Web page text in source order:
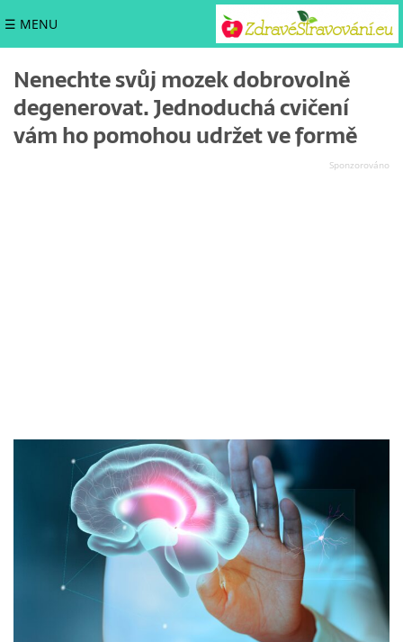
☰ MENU
Nenechte svůj mozek dobrovolně
degenerovat. Jednoduchá cvičení
vám ho pomohou udržet ve formě